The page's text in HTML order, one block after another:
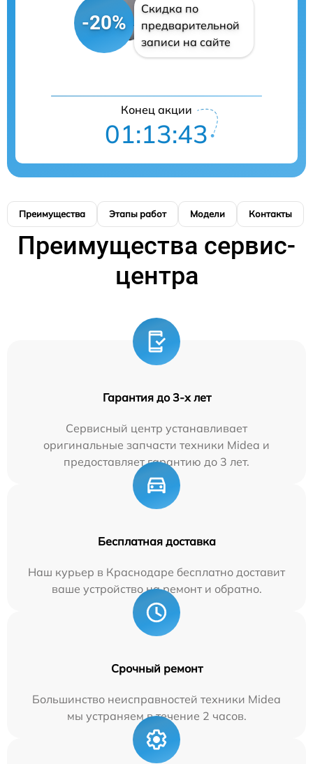
-20%
Скидка по
предварительной
записи на сайте
Конец акции
01:13:42
Преимущества Этапы работ Модели Контакты
Преимущества сервис-
центра
Гарантия до 3-х лет
Сервисный центр устанавливает
оригинальные запчасти техники Midea и
предоставляет гарантию до 3 лет.
Бесплатная доставка
Наш курьер в Краснодаре бесплатно доставит
ваше устройство на ремонт и обратно.
Срочный ремонт
Большинство неисправностей техники Midea
мы устраняем в течение 2 часов.